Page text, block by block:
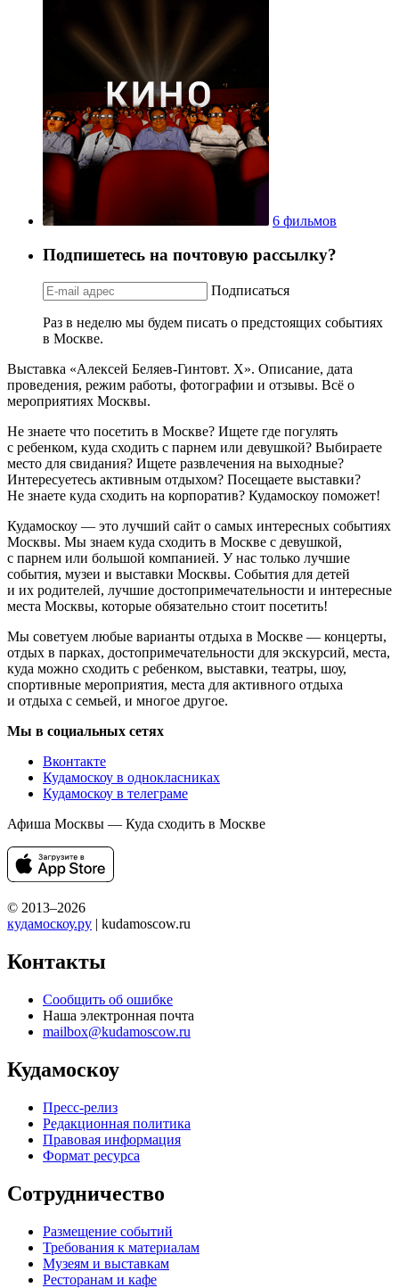
6 фильмов
Подпишетесь на почтовую рассылку?
Подписаться
Раз в неделю мы будем писать о предстоящих событиях
в Москве.
Выставка «Алексей Беляев-Гинтовт. Х». Описание, дата
проведения, режим работы, фотографии и отзывы. Всё о
мероприятиях Москвы.
Не знаете что посетить в Москве? Ищете где погулять
с ребенком, куда сходить с парнем или девушкой? Выбираете
место для свидания? Ищете развлечения на выходные?
Интересуетесь активным отдыхом? Посещаете выставки?
Не знаете куда сходить на корпоратив? Кудамоскоу поможет!
Кудамоскоу — это лучший сайт о самых интересных событиях
Москвы. Мы знаем куда сходить в Москве с девушкой,
с парнем или большой компанией. У нас только лучшие
события, музеи и выставки Москвы. События для детей
и их родителей, лучшие достопримечательности и интересные
места Москвы, которые обязательно стоит посетить!
Мы советуем любые варианты отдыха в Москве — концерты,
отдых в парках, достопримечательности для экскурсий, места,
куда можно сходить с ребенком, выставки, театры, шоу,
спортивные мероприятия, места для активного отдыха
и отдыха с семьей, и многое другое.
Мы в социальных сетях
Вконтакте
Кудамоскоу в однокласниках
Кудамоскоу в телеграме
Афиша Москвы — Куда сходить в Москве
© 2013–2026
кудамоскоу.ру | kudamoscow.ru
Контакты
Сообщить об ошибке
Наша электронная почта
mailbox@kudamoscow.ru
Кудамоскоу
Пресс-релиз
Редакционная политика
Правовая информация
Формат ресурса
Сотрудничество
Размещение событий
Требования к материалам
Музеям и выставкам
Ресторанам и кафе